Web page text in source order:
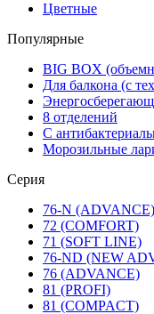
Цветные
Популярные
BIG BOX
Для балкона (с
8 отделений
С
Морозильные
Серия
76-N (ADVANCE)
72 (COMFORT)
71 (SOFT LINE)
76-ND (NEW
76 (ADVANCE)
81 (PROFI)
81 (COMPACT)